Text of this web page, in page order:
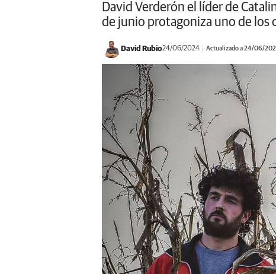
David Verderón el líder de
de junio protagoniza uno de los
David Rubio24/06/2024 Actualizado a 24/06/